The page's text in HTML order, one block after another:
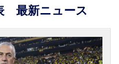
最新ニュース